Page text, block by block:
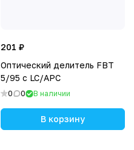
201 ₽
Оптический делитель FBT
5/95 с LC/APC
0 0 В наличии
В корзину